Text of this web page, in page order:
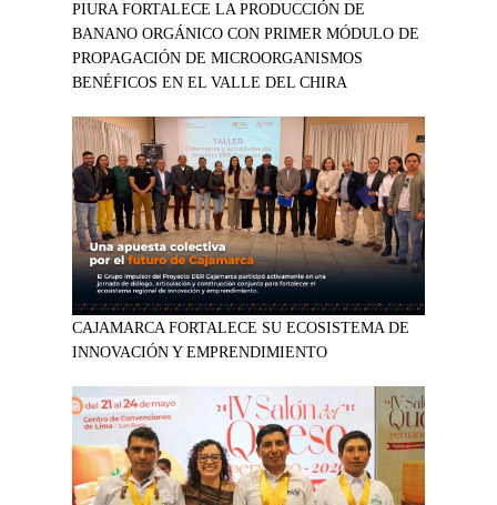
PIURA FORTALECE LA PRODUCCIÓN DE
BANANO ORGÁNICO CON PRIMER MÓDULO DE
PROPAGACIÓN DE MICROORGANISMOS
BENÉFICOS EN EL VALLE DEL CHIRA
CAJAMARCA FORTALECE SU ECOSISTEMA DE
INNOVACIÓN Y EMPRENDIMIENTO